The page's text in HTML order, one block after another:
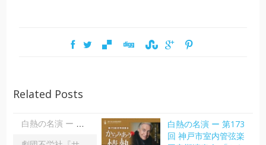
Related Posts
白熱の名演 ー 第173回 神戸市室内管弦楽団定期演奏会 「からみあう情熱」| 大田美佐子
白熱の名演 ー 第173
回 神戸市室内管弦楽